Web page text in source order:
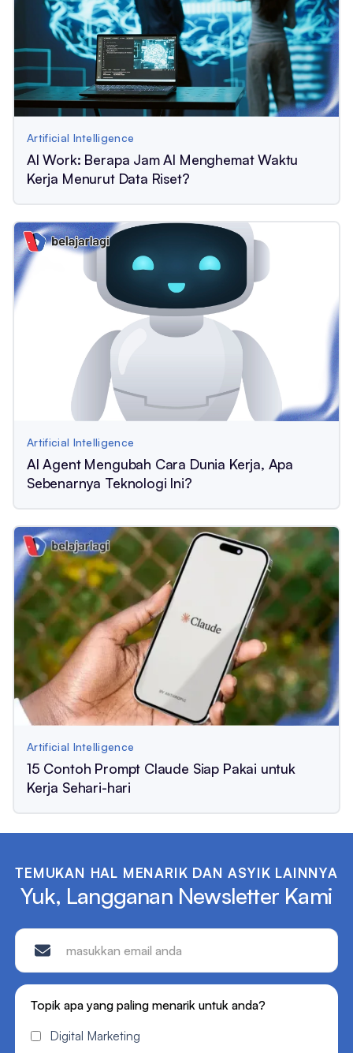
Artificial Intelligence
AI Work: Berapa Jam AI Menghemat Waktu
Kerja Menurut Data Riset?
Artificial Intelligence
AI Agent Mengubah Cara Dunia Kerja, Apa
Sebenarnya Teknologi Ini?
Artificial Intelligence
15 Contoh Prompt Claude Siap Pakai untuk
Kerja Sehari-hari
TEMUKAN HAL MENARIK DAN ASYIK LAINNYA
Yuk, Langganan Newsletter Kami
Topik apa yang paling menarik untuk anda?
Digital Marketing